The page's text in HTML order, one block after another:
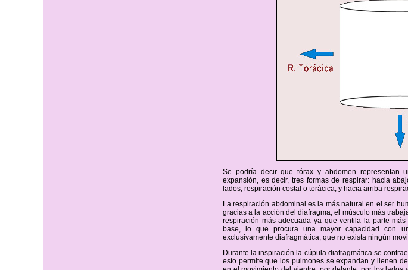
Se podría decir que tórax y abdomen representan
expansión, es decir, tres formas de respirar: hacia
lados, respiración costal o torácica; y hacia arriba
La respiración abdominal es la más natural en el ser
gracias a la acción del diafragma, el músculo más
respiración más adecuada ya que ventila la parte
base, lo que procura una mayor capacidad con
exclusivamente diafragmática, que no exista ningún
Durante la inspiración la cúpula diafragmática se
esto permite que los pulmones se expandan y llenen